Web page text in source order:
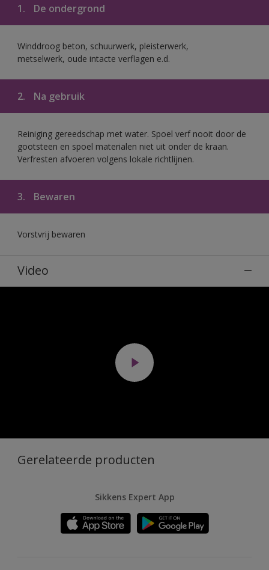
1. De ondergrond
Winddroog beton, schuurwerk, pleisterwerk,
metselwerk, oude intacte verflagen e.d.
2. Na gebruik
Reiniging gereedschap met water. Spoel verf nooit door de
gootsteen en spoel materialen niet uit onder de kraan.
Verfresten afvoeren volgens lokale richtlijnen.
3. Bewaren
Vorstvrij bewaren
Video
Gerelateerde producten
Sikkens Expert App